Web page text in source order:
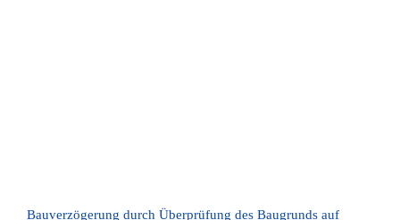
Bauverzögerung durch Überprüfung des Baugrunds auf